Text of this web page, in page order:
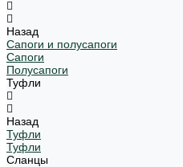
Назад
Сапоги и полусапоги
Сапоги
Полусапоги
Туфли
Назад
Туфли
Туфли
Сланцы